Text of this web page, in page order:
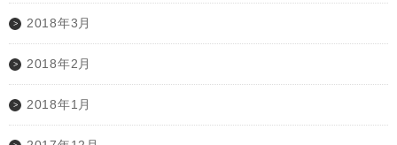
2018年3月
2018年2月
2018年1月